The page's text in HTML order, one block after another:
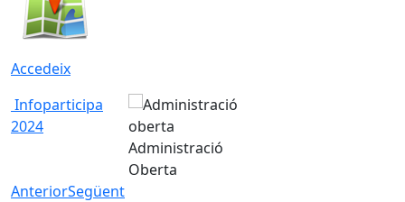
Accedeix
Infoparticipa
2024
Administració
Oberta
AnteriorSegüent